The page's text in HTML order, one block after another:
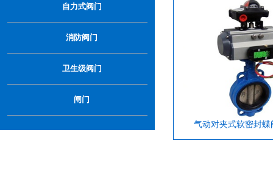
自力式阀门
消防阀门
卫生级阀门
闸门
气动对夹式软密封蝶